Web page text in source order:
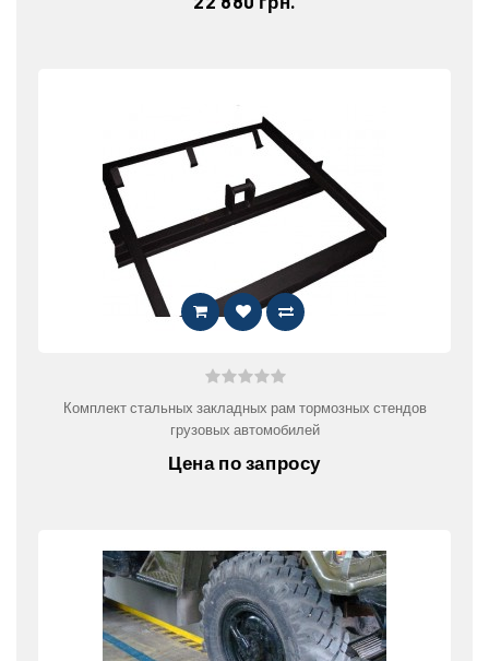
Комплект стальных закладных рам тормозных стендов
грузовых автомобилей
Цена по запросу